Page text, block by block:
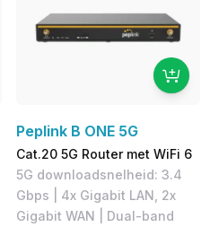
Peplink B ONE 5G
Cat.20 5G Router met WiFi 6
5G downloadsnelheid: 3.4
Gbps | 4x Gigabit LAN, 2x
Gigabit WAN | Dual-band